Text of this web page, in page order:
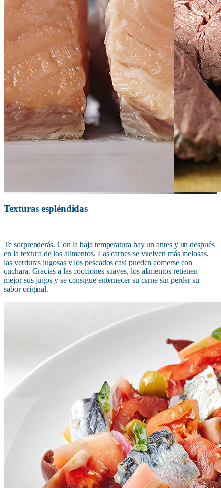
Texturas espléndidas
Te sorprenderás. Con la baja temperatura hay un antes y un después
en la textura de los alimentos. Las carnes se vuelven más melosas,
las verduras jugosas y los pescados casi pueden comerse con
cuchara. Gracias a las cocciones suaves, los alimentos retienen
mejor sus jugos y se consigue enternecer su carne sin perder su
sabor original.